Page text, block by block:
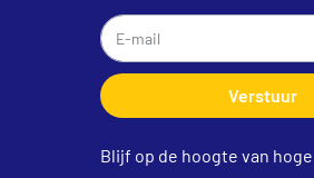
Verstuur
Blijf op de hoogte van